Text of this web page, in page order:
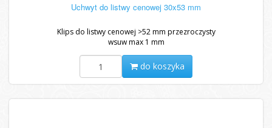
Uchwyt do listwy cenowej 30x53 mm
Klips do listwy cenowej >52 mm przezroczysty
wsuw max 1 mm
do koszyka